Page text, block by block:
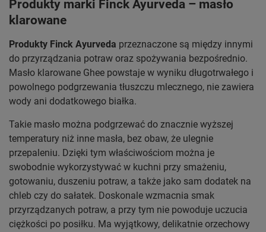
Produkty marki Finck Ayurveda – masło
klarowane
Produkty Finck Ayurveda przeznaczone są między innymi
do przyrządzania potraw oraz spożywania bezpośrednio.
Masło klarowane Ghee powstaje w wyniku długotrwałego i
powolnego podgrzewania tłuszczu mlecznego, nie zawiera
wody ani dodatkowego białka.
Takie masło można podgrzewać do znacznie wyższej
temperatury niż inne masła, bez obaw, że ulegnie
przepaleniu. Dzięki tym właściwościom można je
swobodnie wykorzystywać w kuchni przy smażeniu,
gotowaniu, duszeniu potraw, a także jako sam dodatek na
chleb czy do sałatek. Doskonale wzmacnia smak
przyrządzanych potraw, a przy tym nie powoduje uczucia
ciężkości po posiłku. Ma wyjątkowy, delikatnie orzechowy